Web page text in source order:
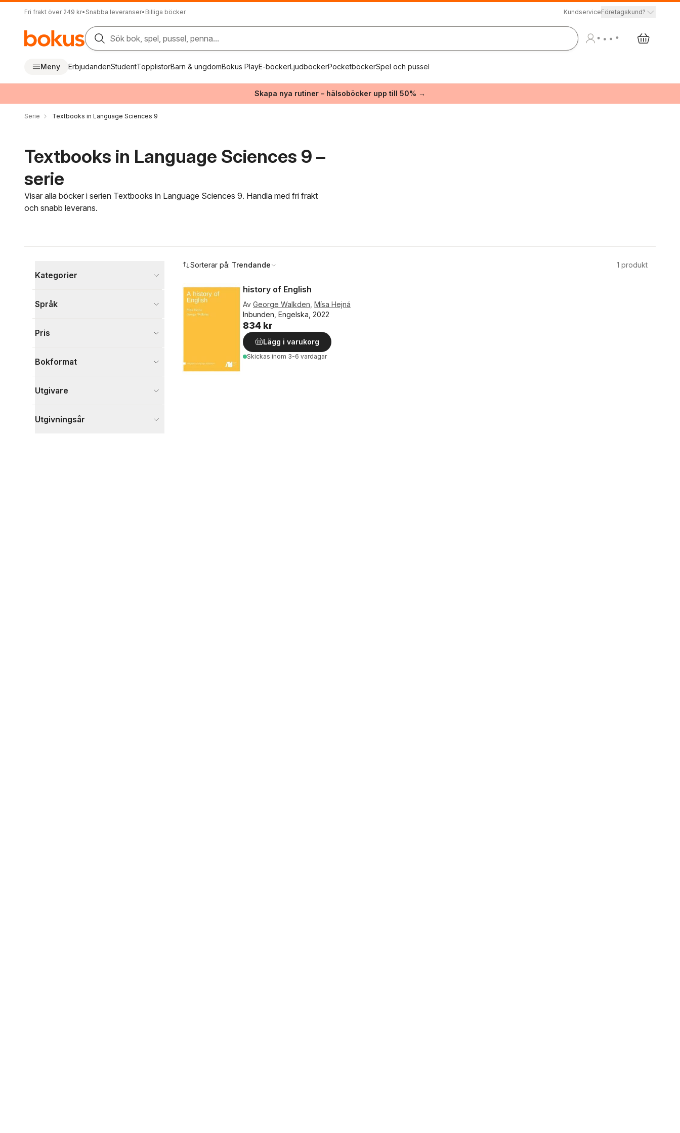
Fri frakt över 249 kr• Snabba leveranser• Billiga böcker KundserviceFöretagskund?
Sök bok, spel, pussel, penna...
Meny ErbjudandenStudentTopplistorBarn & ungdomBokus PlayE-böckerLjudböckerPocketböckerSpel och pussel
Skapa nya rutiner – hälsoböcker upp till 50% →
Serie Textbooks in Language Sciences 9
Textbooks in Language Sciences 9 –
serie
Visar alla böcker i serien Textbooks in Language Sciences 9. Handla med fri frakt
och snabb leverans.
Kategorier
Visa fler
Språk
Pris
Bokformat
Utgivare
Utgivningsår
Sorterar på: Trendande 1 produkt
history of English
Av George Walkden Mísa Hejná
Inbunden, Engelska, 2022
834 kr
Lägg i varukorg
Skickas inom 3-6 vardagar